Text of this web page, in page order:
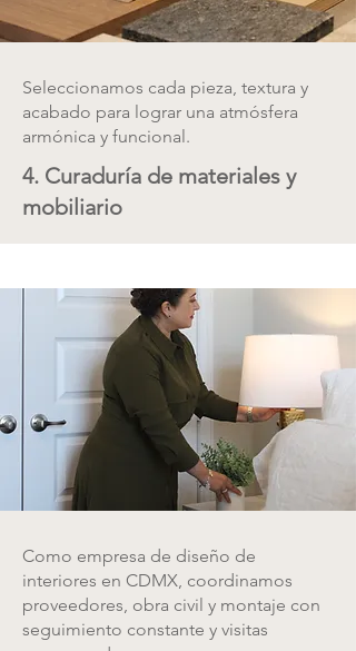
Seleccionamos cada pieza, textura y
acabado para lograr una atmósfera
armónica y funcional.
4. Curaduría de materiales y
mobiliario
Como empresa de diseño de
interiores en CDMX, coordinamos
proveedores, obra civil y montaje con
seguimiento constante y visitas